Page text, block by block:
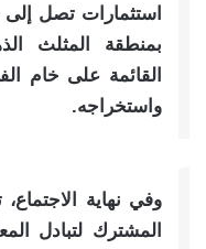
استثمارات تصل
القائمة على خام
واستخراجه.
وفي نهاية
المشترك لتبادل